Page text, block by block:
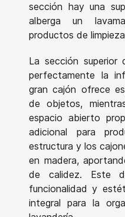
sección hay una
alberga un
productos de
La sección superior
perfectamente la
gran cajón ofrece
de objetos,
espacio abierto
adicional para
estructura y los
en madera,
de calidez. Este
funcionalidad y
integral para la